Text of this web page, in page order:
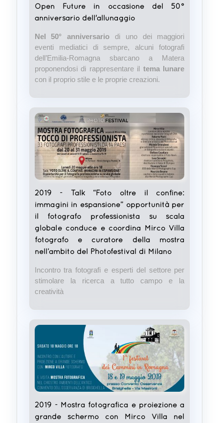
Open Future in occasione del 50°
anniversario dell'allunaggio
Nel 50° anniversario di uno dei maggiori
eventi mediatici di sempre, alcuni fotografi
dell’Emilia-Romagna sbarcano a Matera
proponendosi di rappresentare il tema lunare
con il proprio stile e le proprie creazioni.
2019 - Talk “Foto oltre il confine:
immagini in espansione” opportunità per
il fotografo professionista su scala
globale conduce e coordina Mirco Villa
fotografo e curatore della mostra
nell’ambito del Photofestival di Milano
Incontro tra fotografi e esperti del settore per
stimolare la ricerca a tutto campo e la
creatività
2019 - Mostra fotografica e proiezione a
grande schermo con Mirco Villa nel